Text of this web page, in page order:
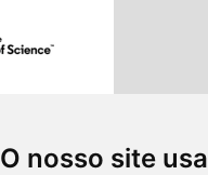
O nosso site usa